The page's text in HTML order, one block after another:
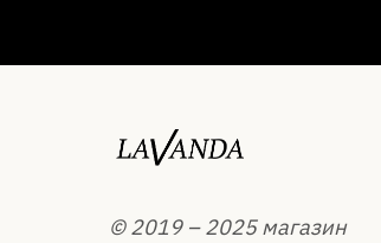
© 2019 – 2025 магазин